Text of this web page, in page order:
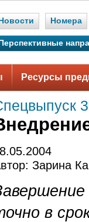
Новости Номера
Перспективные
Ресурсы
Зарина
в